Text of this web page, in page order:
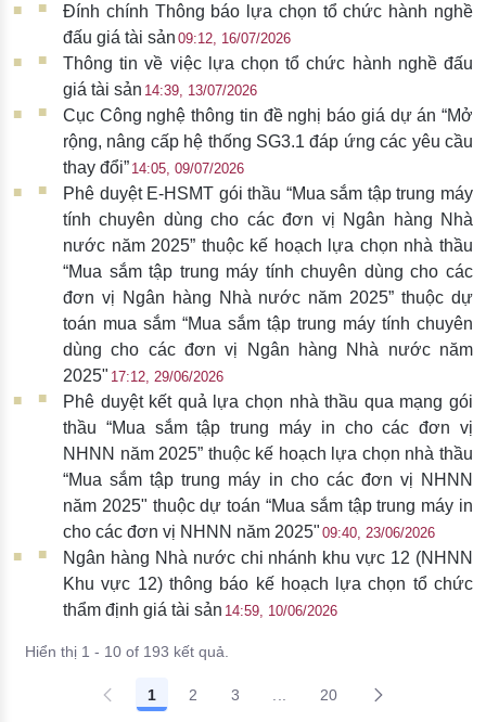
Đính chính Thông báo lựa chọn tổ chức hành nghề
đấu giá tài sản 09:12, 16/07/2026
Thông tin về việc lựa chọn tổ chức hành nghề đấu
giá tài sản 14:39, 13/07/2026
Cục Công nghệ thông tin đề nghị báo giá dự án “Mở
rộng, nâng cấp hệ thống SG3.1 đáp ứng các yêu cầu
thay đổi” 14:05, 09/07/2026
Phê duyệt E-HSMT gói thầu “Mua sắm tập trung máy
tính chuyên dùng cho các đơn vị Ngân hàng Nhà
nước năm 2025” thuộc kế hoạch lựa chọn nhà thầu
“Mua sắm tập trung máy tính chuyên dùng cho các
đơn vị Ngân hàng Nhà nước năm 2025” thuộc dự
toán mua sắm “Mua sắm tập trung máy tính chuyên
dùng cho các đơn vị Ngân hàng Nhà nước năm
2025" 17:12, 29/06/2026
Phê duyệt kết quả lựa chọn nhà thầu qua mạng gói
thầu “Mua sắm tập trung máy in cho các đơn vị
NHNN năm 2025” thuộc kế hoạch lựa chọn nhà thầu
“Mua sắm tập trung máy in cho các đơn vị NHNN
năm 2025" thuộc dự toán “Mua sắm tập trung máy in
cho các đơn vị NHNN năm 2025" 09:40, 23/06/2026
Ngân hàng Nhà nước chi nhánh khu vực 12 (NHNN
Khu vực 12) thông báo kế hoạch lựa chọn tổ chức
thẩm định giá tài sản 14:59, 10/06/2026
Hiển thị 1 - 10 of 193 kết quả.
1 2 3 20